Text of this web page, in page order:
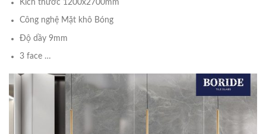
Kích thước 1200x2700mm
Công nghệ Mặt khô Bóng
Độ dầy 9mm
3 face …